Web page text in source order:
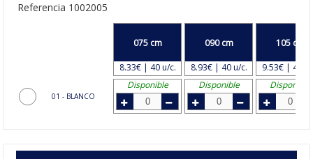
Referencia 1002005
01 - BLANCO
075 cm
8.33€ | 40 u/c.
090 cm
8.93€ | 40 u/c.
105 cm
9.53€ | 40
Disponible
Disponible Disponible